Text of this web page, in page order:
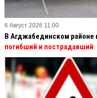
6 Август 2026 11:00
В Агджабединском
погибший и пострадавший